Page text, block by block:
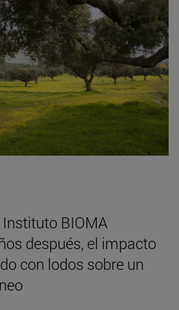
BIOMA
después, el impacto
con lodos sobre un